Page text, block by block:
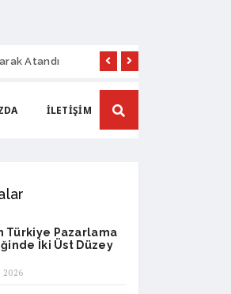
Atandı Sanovel İlaç’ta
İLETIŞIM
Türkiye Pazarlama
İki Üst Düzey
2026